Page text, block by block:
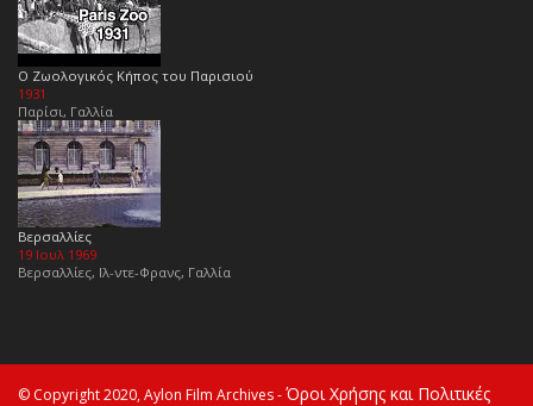
Ο Ζωολογικός Κήπος του Παρισιού
1931
Παρίσι, Γαλλία
Βερσαλλίες
19 Ιουλ 1969
Βερσαλλίες, Ιλ-ντε-Φρανς, Γαλλία
© Copyright 2020, Aylon Film Archives -Όροι Χρήσης και Πολιτικές